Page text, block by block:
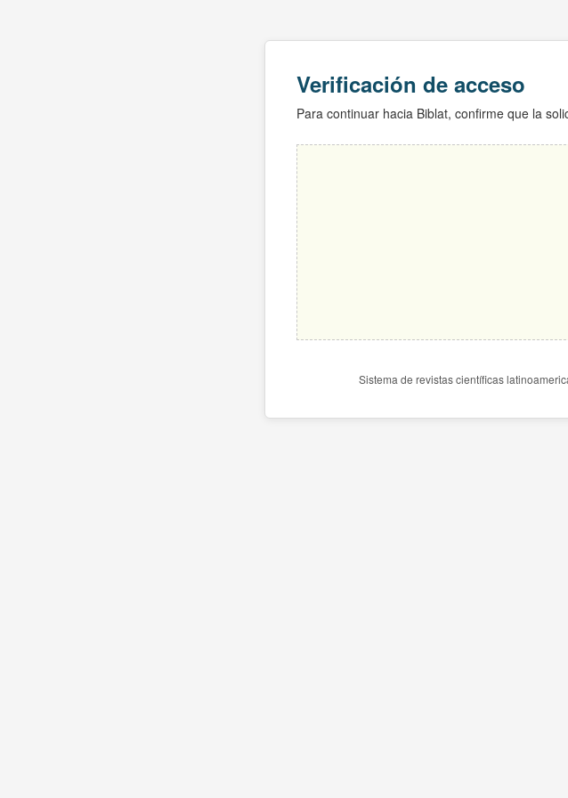
Verificación de acceso
Para continuar hacia Biblat, confirme que la
Sistema de revistas científicas